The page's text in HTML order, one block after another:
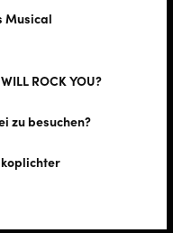
Musical
ROCK YOU?
zu besuchen?